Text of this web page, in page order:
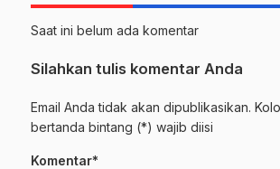
Saat ini belum ada komentar
Silahkan tulis komentar Anda
Email Anda tidak akan dipublikasikan.
bertanda bintang (*) wajib diisi
Komentar*